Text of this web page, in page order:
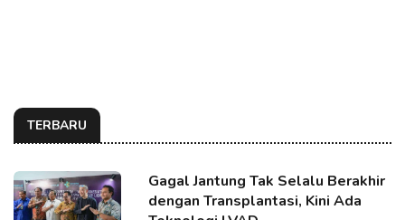
TERBARU
Gagal Jantung Tak Selalu Berakhir
dengan Transplantasi, Kini Ada